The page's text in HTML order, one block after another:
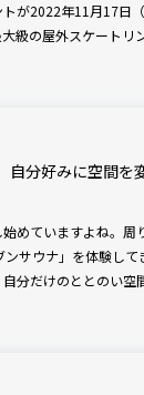
が2022年11月17日
大級の屋外スケート
自分好みに空間
めていますよね。周
サウナ」を体験して
分だけのととのい空